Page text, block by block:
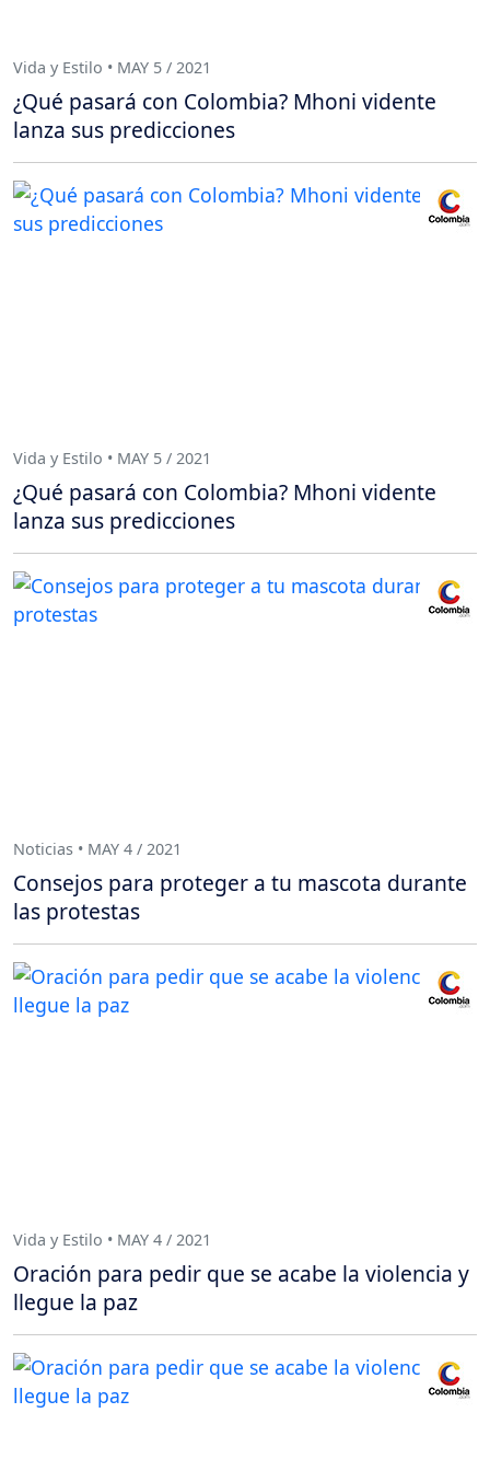
Vida y Estilo • MAY 5 / 2021
¿Qué pasará con Colombia? Mhoni vidente
lanza sus predicciones
Vida y Estilo • MAY 5 / 2021
¿Qué pasará con Colombia? Mhoni vidente
lanza sus predicciones
Noticias • MAY 4 / 2021
Consejos para proteger a tu mascota durante
las protestas
Vida y Estilo • MAY 4 / 2021
Oración para pedir que se acabe la violencia y
llegue la paz